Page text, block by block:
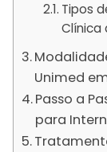
Tipos
Clínica
Unimed
Passo a
para